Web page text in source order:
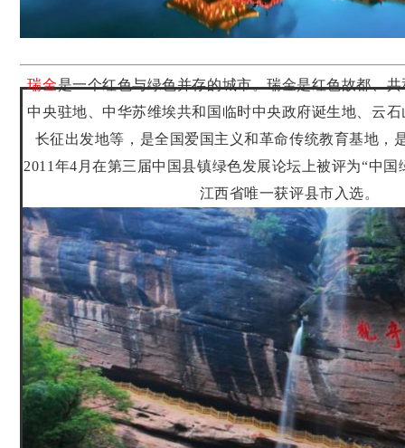
瑞金是一个红色与绿色并存的城市。瑞金是红色故都、
中央驻地、中华苏维埃共和国临时中央政府诞生地、云
长征出发地等，是全国爱国主义和革命传统教育基地，
2011年4月在第三届中国县镇绿色发展论坛上被评为“中国
江西省唯一获评县市入选。